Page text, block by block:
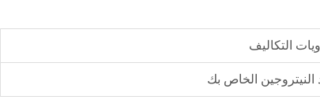
التكاليف
النيتروجين الخاص بك